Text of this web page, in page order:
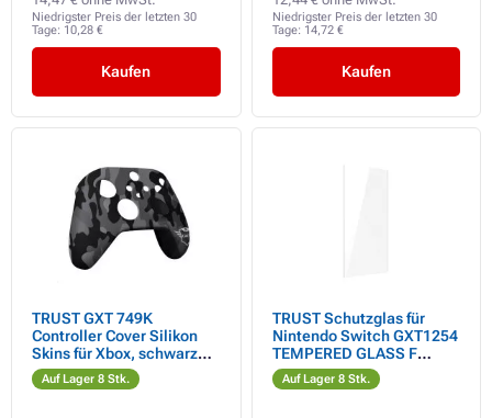
Niedrigster Preis der letzten 30
Tage: 10,28 €
Kaufen
Niedrigster Preis der letzten 30
Tage: 14,72 €
Kaufen
TRUST GXT 749K
Controller Cover Silikon
Skins für Xbox, schwarz
camo
Auf Lager 8 Stk.
TRUST Schutzglas für
Nintendo Switch GXT1254
TEMPERED GLASS F
SWITCH 2
Auf Lager 8 Stk.